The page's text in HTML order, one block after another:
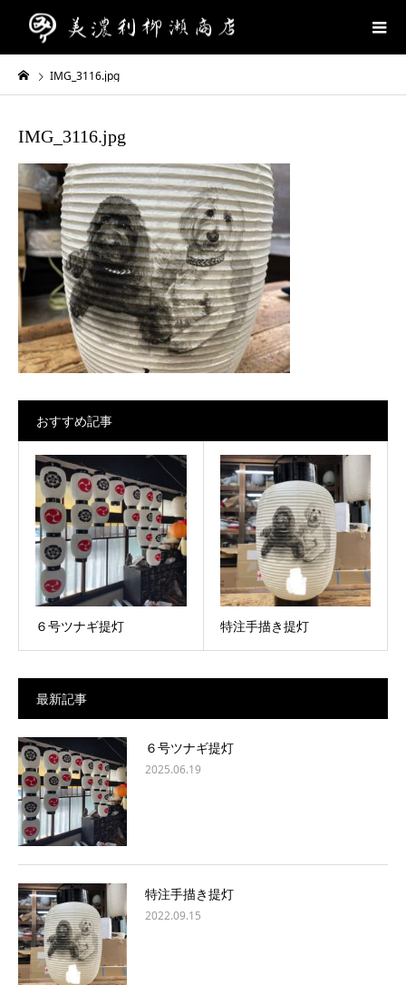
IMG_3116.jpg
IMG_3116.jpg
おすすめ記事
６号ツナギ提灯 特注手描き提灯
最新記事
６号ツナギ提灯
2025.06.19
特注手描き提灯
2022.09.15